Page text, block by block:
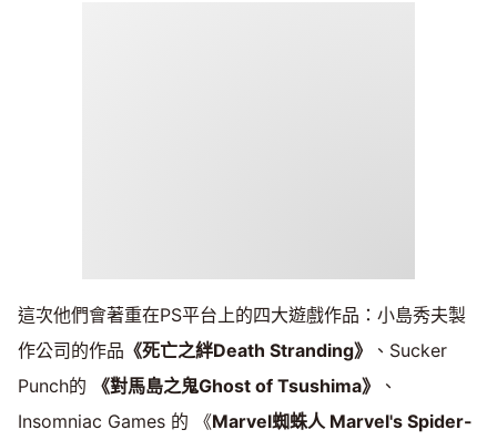
這次他們會著重在PS平台上的四大遊戲作品：小島秀夫製
作公司的作品 《死亡之絆Death Stranding》
、Sucker
Punch的
《對馬島之鬼Ghost of Tsushima》
、
Insomniac Games 的 《Marvel蜘蛛人 Marvel's Spider-